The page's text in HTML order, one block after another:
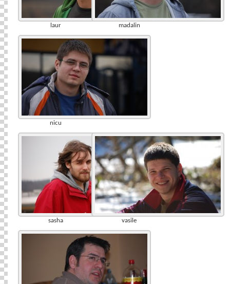
laur madalin
nicu
sasha vasile